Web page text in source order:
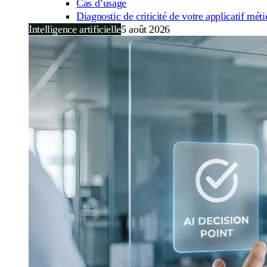
Cas d’usage
Diagnostic de criticité de votre applicatif
Intelligence artificielle5 août 2026